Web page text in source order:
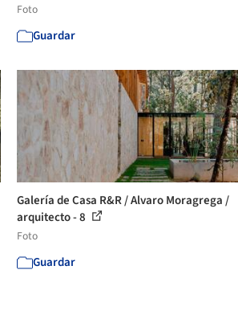
Foto
Guardar
Galería de Casa R&R / Alvaro Moragrega /
arquitecto - 8
Foto
Guardar